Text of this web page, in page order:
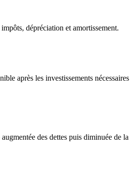
dépréciation et amortissement.
après les investissements nécessaires
des dettes puis diminuée de la